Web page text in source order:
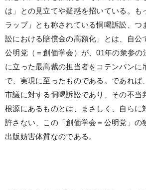
は」との見立てや疑惑を招いている。も
ラップ」とも称されている恫喝訴訟、つ
訟における賠償金の高額化」とは、自公
公明党（＝創価学会）が、01年の衆参の
に立った最高裁の担当者をコテンパンに
で、実現に至ったものである。であれば
市議に対する恫喝訴訟であり、その不当
根源にあるものとは、まさしく、自らに
許さない、この「創価学会＝公明党」の
出版妨害体質なのである。